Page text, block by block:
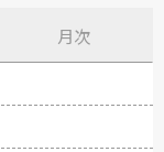
月次